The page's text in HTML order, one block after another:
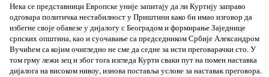
Нека се представници Европске уније запитају да ли Куртију заправо
одговара политичка нестабилност у Приштини како би имао изговор да
избегне своје обавезе у дијалогу с Београдом и формирање Заједнице
српских општина, као и суочавање са председником Србије Александром
Вучићем са којим очигледно не сме да седне за исти преговарачки сто. У
том грму лежи зец и због тога изгледа Курти сваки пут на помен наставка
дијалога на високом нивоу, изнова поставља услове за наставак преговора.